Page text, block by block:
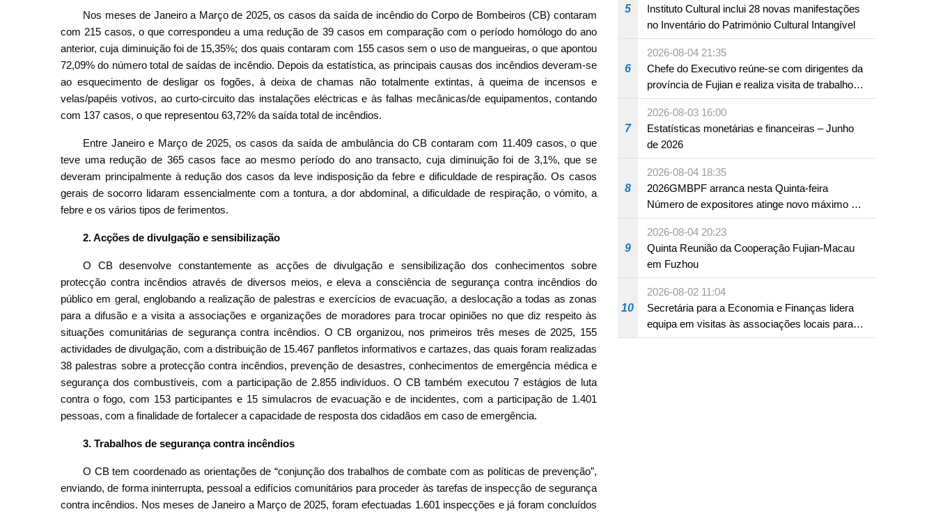
Nos meses de Janeiro a Março de 2025, os casos da saída de incêndio do Corpo de Bombeiros (CB) contaram
com 215 casos, o que correspondeu a uma redução de 39 casos em comparação com o período homólogo do ano
anterior, cuja diminuição foi de 15,35%; dos quais contaram com 155 casos sem o uso de mangueiras, o que apontou
72,09% do número total de saídas de incêndio. Depois da estatística, as principais causas dos incêndios deveram-se
ao esquecimento de desligar os fogões, à deixa de chamas não totalmente extintas, à queima de incensos e
velas/papéis votivos, ao curto-circuito das instalações eléctricas e às falhas mecânicas/de equipamentos, contando
com 137 casos, o que representou 63,72% da saída total de incêndios.
Entre Janeiro e Março de 2025, os casos da saída de ambulância do CB contaram com 11.409 casos, o que
teve uma redução de 365 casos face ao mesmo período do ano transacto, cuja diminuição foi de 3,1%, que se
deveram principalmente à redução dos casos da leve indisposição da febre e dificuldade de respiração. Os casos
gerais de socorro lidaram essencialmente com a tontura, a dor abdominal, a dificuldade de respiração, o vómito, a
febre e os vários tipos de ferimentos.
2. Acções de divulgação e sensibilização
O CB desenvolve constantemente as acções de divulgação e sensibilização dos conhecimentos sobre
protecção contra incêndios através de diversos meios, e eleva a consciência de segurança contra incêndios do
público em geral, englobando a realização de palestras e exercícios de evacuação, a deslocação a todas as zonas
para a difusão e a visita a associações e organizações de moradores para trocar opiniões no que diz respeito às
situações comunitárias de segurança contra incêndios. O CB organizou, nos primeiros três meses de 2025, 155
actividades de divulgação, com a distribuição de 15.467 panfletos informativos e cartazes, das quais foram realizadas
38 palestras sobre a protecção contra incêndios, prevenção de desastres, conhecimentos de emergência médica e
segurança dos combustíveis, com a participação de 2.855 indivíduos. O CB também executou 7 estágios de luta
contra o fogo, com 153 participantes e 15 simulacros de evacuação e de incidentes, com a participação de 1.401
pessoas, com a finalidade de fortalecer a capacidade de resposta dos cidadãos em caso de emergência.
3. Trabalhos de segurança contra incêndios
O CB tem coordenado as orientações de “conjunção dos trabalhos de combate com as políticas de prevenção”,
enviando, de forma ininterrupta, pessoal a edifícios comunitários para proceder às tarefas de inspecção de segurança
contra incêndios. Nos meses de Janeiro a Março de 2025, foram efectuadas 1.601 inspecções e já foram concluídos
5
Instituto Cultural inclui 28 novas manifestações
no Inventário do Património Cultural Intangível
6
2026-08-04 21:35
Chefe do Executivo reúne-se com dirigentes da
província de Fujian e realiza visita de trabalho
em Fuzhou
7
2026-08-03 16:00
Estatísticas monetárias e financeiras – Junho
de 2026
8
2026-08-04 18:35
2026GMBPF arranca nesta Quinta-feira
Número de expositores atinge novo máximo em
18 anos
9
2026-08-04 20:23
Quinta Reunião da Cooperação Fujian-Macau
em Fuzhou
10
2026-08-02 11:04
Secretária para a Economia e Finanças lidera
equipa em visitas às associações locais para
consolidar consensos e promover os trabalhos